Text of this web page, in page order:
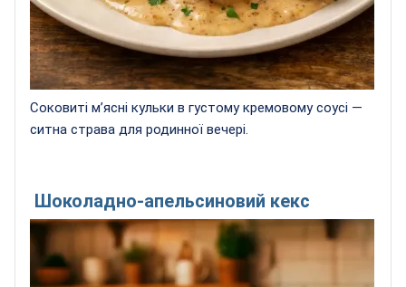
Соковиті м’ясні кульки в густому кремовому соусі —
ситна страва для родинної вечері.
Шоколадно-апельсиновий кекс